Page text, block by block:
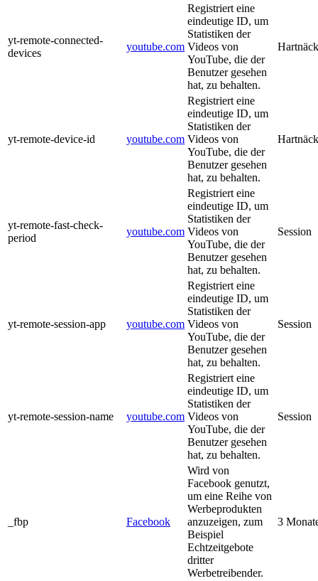
yt-remote-connected-
devices
youtube.com
Registriert eine
eindeutige ID, um
Statistiken der
Videos von
YouTube, die der
Benutzer gesehen
hat, zu behalten.
yt-remote-device-id youtube.com
Registriert eine
eindeutige ID, um
Statistiken der
Videos von
YouTube, die der
Benutzer gesehen
hat, zu behalten.
yt-remote-fast-check-
period
youtube.com
Registriert eine
eindeutige ID, um
Statistiken der
Videos von
YouTube, die der
Benutzer gesehen
hat, zu behalten.
Session
yt-remote-session-app youtube.com
Registriert eine
eindeutige ID, um
Statistiken der
Videos von
YouTube, die der
Benutzer gesehen
hat, zu behalten.
Session
yt-remote-session-name youtube.com
Registriert eine
eindeutige ID, um
Statistiken der
Videos von
YouTube, die der
Benutzer gesehen
hat, zu behalten.
Session
_fbp Facebook
Wird von
Facebook genutzt,
um eine Reihe von
Werbeprodukten
anzuzeigen, zum
Beispiel
Echtzeitgebote
dritter
Werbetreibender.
3